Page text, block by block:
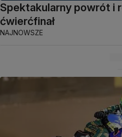
Spektakularny powrót i
ćwierćfinał
NAJNOWSZE